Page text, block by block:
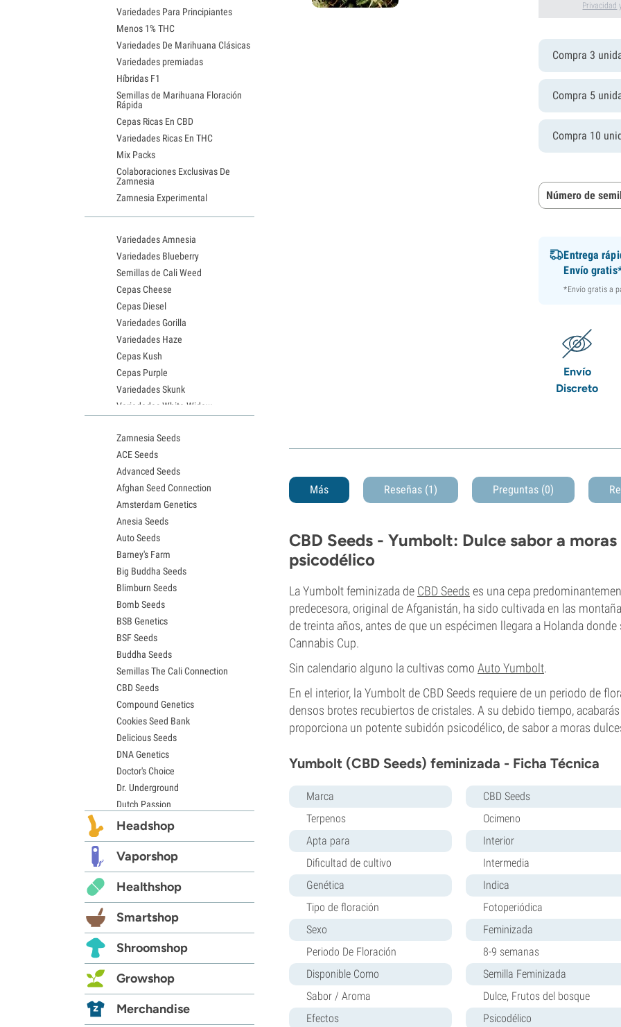
Privacidad
Compra 3
Compra 5
Compra 10
Número de
Entrega
Envío
*Envío gratis a
Envío
Discreto
Más Reseñas (1) Preguntas (0)
CBD Seeds - Yumbolt: Dulce sabor a
psicodélico
La Yumbolt feminizada de CBD Seeds es una cepa
predecesora, original de Afganistán, ha sido cultivada en las
de treinta años, antes de que un espécimen llegara a Holanda
Cannabis Cup.
Sin calendario alguno la cultivas como Auto Yumbolt.
En el interior, la Yumbolt de CBD Seeds requiere de un periodo de
densos brotes recubiertos de cristales. A su debido tiempo,
proporciona un potente subidón psicodélico, de sabor a moras
Yumbolt (CBD Seeds) feminizada - Ficha Técnica
Marca
CBD Seeds
Terpenos
Ocimeno
Apta para
Interior
Dificultad de cultivo
Intermedia
Genética
Indica
Tipo de floración
Fotoperiódica
Sexo
Feminizada
Periodo De Floración
8-9 semanas
Disponible Como
Semilla Feminizada
Sabor / Aroma
Dulce, Frutos del bosque
Efectos
Psicodélico
Variedades Para Principiantes
Menos 1% THC
Variedades De Marihuana Clásicas
Variedades premiadas
Híbridas F1
Semillas de Marihuana Floración
Rápida
Cepas Ricas En CBD
Variedades Ricas En THC
Mix Packs
Colaboraciones Exclusivas De
Zamnesia
Zamnesia Experimental
Variedades Amnesia
Variedades Blueberry
Semillas de Cali Weed
Cepas Cheese
Cepas Diesel
Variedades Gorilla
Variedades Haze
Cepas Kush
Cepas Purple
Variedades Skunk
Variedades White Widow
Semillas de Granddaddy Purple
Semillas de OG Kush
Semillas de Blue Dream
Semillas de Lemon Haze
Semillas de Bruce Banner
Semillas de Gelato
Semillas de Sour Diesel
Semillas de Jack Herer
Semillas de Girl Scout Cookies
Semillas de Wedding Cake
Semillas de Zkittlez
Semillas de Pineapple Express
Semillas de Chemdawg
Semillas de Hindu Kush
Semillas de Mimosa
Zamnesia Seeds
ACE Seeds
Advanced Seeds
Afghan Seed Connection
Amsterdam Genetics
Anesia Seeds
Auto Seeds
Barney's Farm
Big Buddha Seeds
Blimburn Seeds
Bomb Seeds
BSB Genetics
BSF Seeds
Buddha Seeds
Semillas The Cali Connection
CBD Seeds
Compound Genetics
Cookies Seed Bank
Delicious Seeds
DNA Genetics
Doctor's Choice
Dr. Underground
Dutch Passion
Elite Seeds
Exotic Seed
Expert Seeds
FastBuds
Female Seeds
French Touch Seeds
Garden of Green
GeneSeeds
G13 Labs
Grass-O-Matic
Headshop
Vaporshop
Healthshop
Smartshop
Shroomshop
Growshop
Merchandise